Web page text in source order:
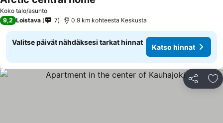
Koko talo/asunto
9,2 Loistava 7 0.9 km kohteesta Keskusta
Valitse päivät nähdäksesi tarkat hinnat
Katso hinnat
Jaa